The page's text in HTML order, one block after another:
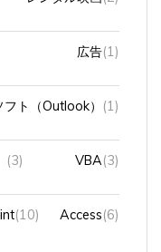
広告(1)
フト（Outlook）(1)
(3) VBA(3)
(10) Access(6)